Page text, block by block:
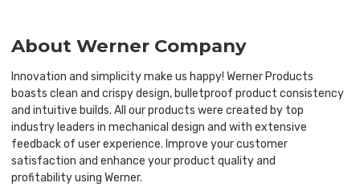
About Werner Company
Innovation and simplicity make us happy! Werner Products
boasts clean and crispy design, bulletproof product consistency
and intuitive builds. All our products were created by top
industry leaders in mechanical design and with extensive
feedback of user experience. Improve your customer
satisfaction and enhance your product quality and
profitability using Werner.